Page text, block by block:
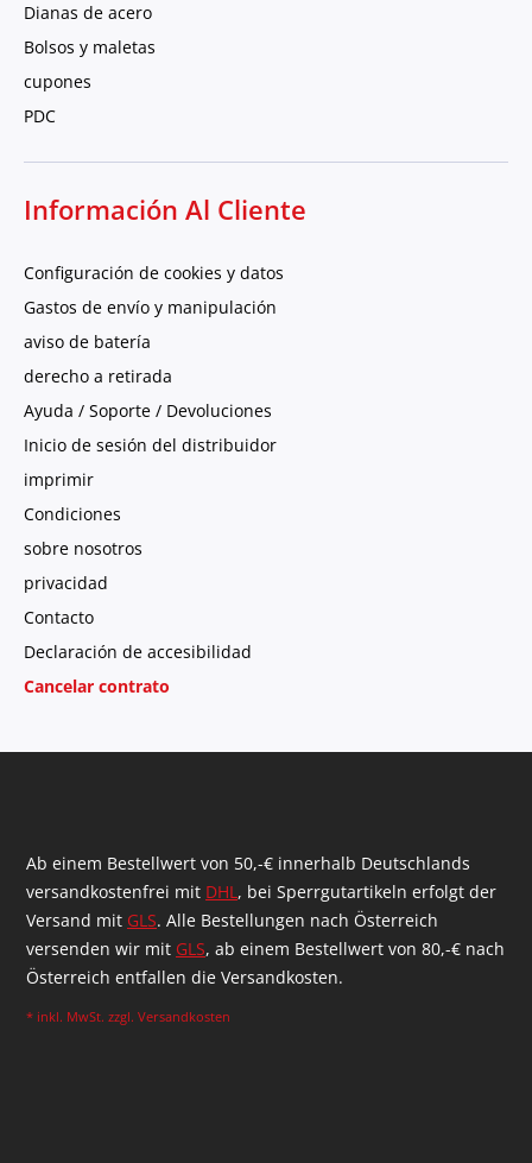
Dianas de acero
Bolsos y maletas
cupones
PDC
Información Al Cliente
Configuración de cookies y datos
Gastos de envío y manipulación
aviso de batería
derecho a retirada
Ayuda / Soporte / Devoluciones
Inicio de sesión del distribuidor
imprimir
Condiciones
sobre nosotros
privacidad
Contacto
Declaración de accesibilidad
Cancelar contrato
Ab einem Bestellwert von 50,-€ innerhalb Deutschlands
versandkostenfrei mit DHL, bei Sperrgutartikeln erfolgt der
Versand mit GLS. Alle Bestellungen nach Österreich
versenden wir mit GLS, ab einem Bestellwert von 80,-€ nach
Österreich entfallen die Versandkosten.
* inkl. MwSt. zzgl. Versandkosten